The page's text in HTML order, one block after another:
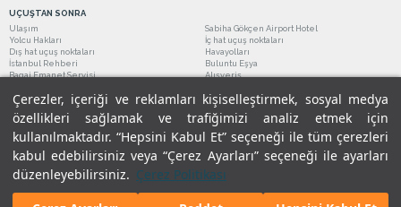
Çerezler, içeriği ve reklamları kişiselleştirmek, sosyal medya
özellikleri sağlamak ve trafiğimizi analiz etmek için
kullanılmaktadır. “Hepsini Kabul Et” seçeneği ile tüm çerezleri
kabul edebilirsiniz veya “Çerez Ayarları” seçeneği ile ayarları
düzenleyebilirsiniz. Çerez Politikası
UÇUŞTAN SONRA
Ulaşım
Sabiha Gökçen Airport Hotel
Yolcu Hakları
İç hat uçuş noktaları
Dış hat uçuş noktaları
Havayolları
İstanbul Rehberi
Buluntu Eşya
Bagaj Emanet Servisi
Alışveriş